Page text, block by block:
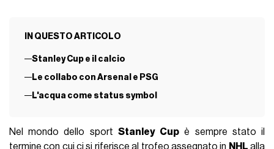
IN QUESTO ARTICOLO
Stanley Cup e il calcio
Le collabo con Arsenal e PSG
L'acqua come status symbol
Nel mondo dello sport Stanley Cup è sempre stato il
termine con cui ci si riferisce al trofeo assegnato in NHL alla